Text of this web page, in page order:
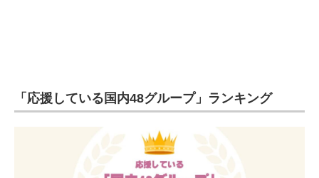
「応援している国内48グループ」ランキング